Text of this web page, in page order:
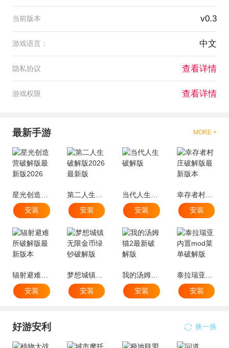
当前版本 v0.3
游戏语言： 中文
隐私协议 查看详情
游戏权限 查看详情
最新手游 MORE +
安装
安装
安装
安装
辐射避难所破解版最新版本
安装
安装
我的汤姆猫2最新破解版
安装
安装
好游安利 换一换